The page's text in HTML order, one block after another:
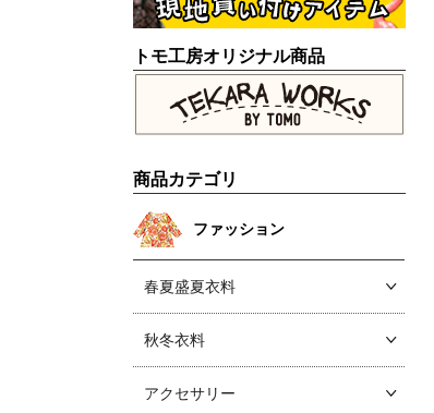
トモ工房オリジナル商品
商品カテゴリ
ファッション
春夏盛夏衣料
秋冬衣料
アクセサリー